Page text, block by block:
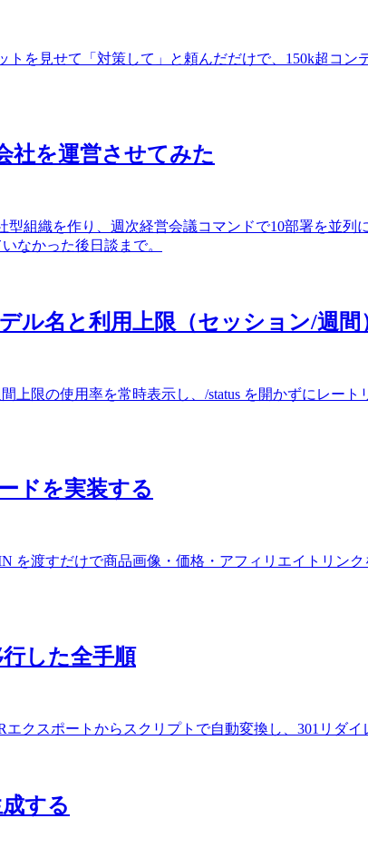
トを見せて「対策して」と頼んだだけで、150k超コ
社を運営させてみた
型組織を作り、週次経営会議コマンドで10部署を並
なかった後日談まで。
ル名と利用上限（セッション/週
上限の使用率を常時表示し、/status を開かずにレー
ドを実装する
を渡すだけで商品画像・価格・アフィリエイトリン
した全手順
エクスポートからスクリプトで自動変換し、301リダ
する